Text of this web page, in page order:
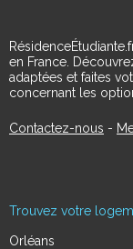
en France.
adaptées et faites
concernant les
Contactez-nous -
Trouvez votre
Orléans